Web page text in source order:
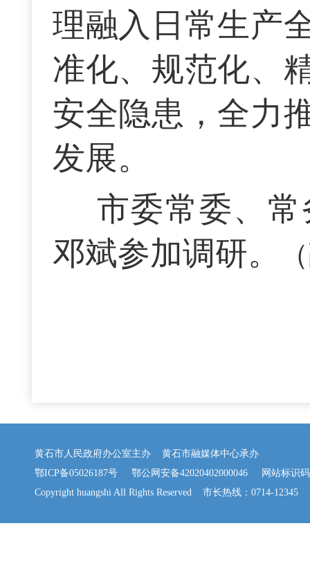
理融入日常生产
准化、规范化、
安全隐患，全力
发展。
市委常委、
邓斌参加调研。
黄石市人民政府办公室主办 黄石市融媒体中心承办
鄂ICP备05026187号
鄂公网安备42020402000046 网站标识码
Copyright huangshi All Rights Reserved 市长热线：0714-12345